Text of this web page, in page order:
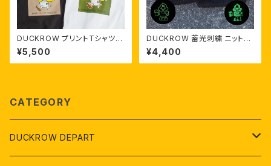
DUCKROW プリントTシャツ 「
N O M I T O M O(飲み友) 」
¥5,500
DUCKROW 蓄光刺繍 ニットキ
ャップ
¥4,400
CATEGORY
DUCKROW DEPART